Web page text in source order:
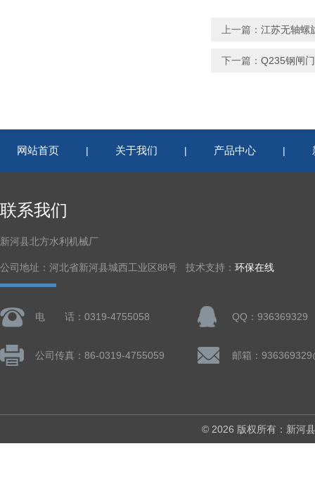
上一篇： 江苏无轴螺
下一篇： Q235钢闸
网站首页 | 关于我们 | 产品中心 |
联系我们
新河县北方水利机械厂
公司地址：河北省新河县城西工业区88号 技术支持： 环保在线
电 话：0319-4755058 QQ：936369329
公司传真：86-0319-4755059 邮箱：
© 2026 版权所有：新河